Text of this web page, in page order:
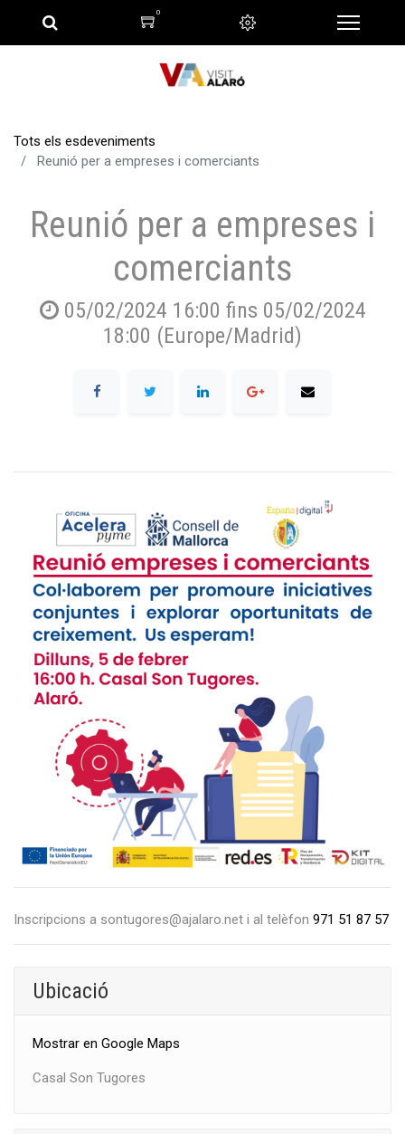
0
Tots els esdeveniments
Reunió per a empreses i comerciants
Reunió per a empreses i
comerciants
05/02/2024 16:00 fins 05/02/2024
18:00 (Europe/Madrid)
Inscripcions a sontugores@ajalaro.net i al telèfon 971 51 87 57
Ubicació
Mostrar en Google Maps
Casal Son Tugores